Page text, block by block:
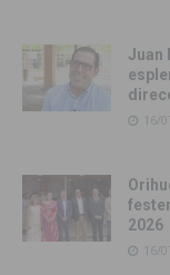
Juan
16/
2026
16/